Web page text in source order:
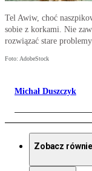
Tel Awiw, choć
sobie z korkami. Nie
rozwiązać stare problemy
Foto: AdobeStock
Michał Duszczyk
Zobacz